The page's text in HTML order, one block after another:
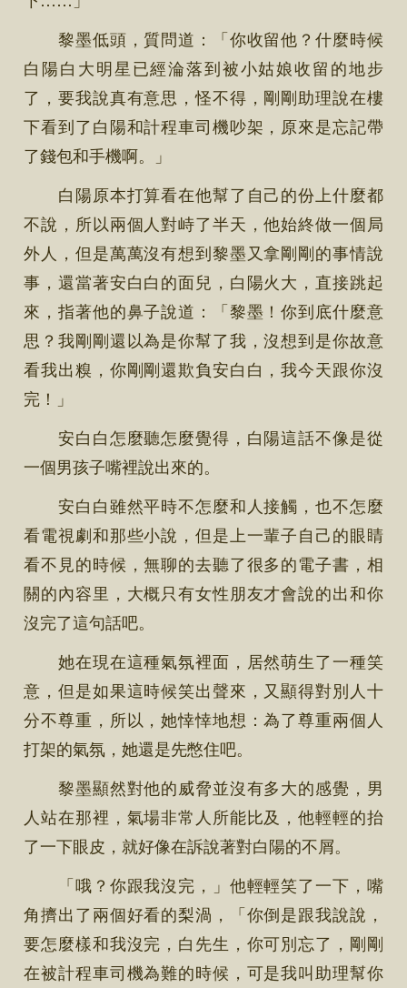
黎墨低頭，質問道：「你收留他？什麼時候
白陽白大明星已經淪落到被小姑娘收留的地步
了，要我說真有意思，怪不得，剛剛助理說在樓
下看到了白陽和計程車司機吵架，原來是忘記帶
了錢包和手機啊。」
白陽原本打算看在他幫了自己的份上什麼都
不說，所以兩個人對峙了半天，他始終做一個局
外人，但是萬萬沒有想到黎墨又拿剛剛的事情說
事，還當著安白白的面兒，白陽火大，直接跳起
來，指著他的鼻子說道：「黎墨！你到底什麼意
思？我剛剛還以為是你幫了我，沒想到是你故意
看我出糗，你剛剛還欺負安白白，我今天跟你沒
完！」
安白白怎麼聽怎麼覺得，白陽這話不像是從
一個男孩子嘴裡說出來的。
安白白雖然平時不怎麼和人接觸，也不怎麼
看電視劇和那些小說，但是上一輩子自己的眼睛
看不見的時候，無聊的去聽了很多的電子書，相
關的內容里，大概只有女性朋友才會說的出和你
沒完了這句話吧。
她在現在這種氣氛裡面，居然萌生了一種笑
意，但是如果這時候笑出聲來，又顯得對別人十
分不尊重，所以，她悻悻地想：為了尊重兩個人
打架的氣氛，她還是先憋住吧。
黎墨顯然對他的威脅並沒有多大的感覺，男
人站在那裡，氣場非常人所能比及，他輕輕的抬
了一下眼皮，就好像在訴說著對白陽的不屑。
「哦？你跟我沒完，」他輕輕笑了一下，嘴
角擠出了兩個好看的梨渦，「你倒是跟我說說，
要怎麼樣和我沒完，白先生，你可別忘了，剛剛
在被計程車司機為難的時候，可是我叫助理幫你